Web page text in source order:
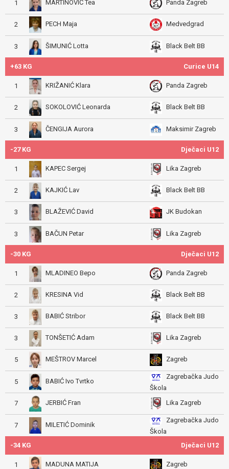
1 MARTINOVIĆ Tea Panda Zagreb
2 PECH Maja Medvedgrad
3 ŠIMUNIĆ Lotta Black Belt BB
+63 KG Curice U14
1 KRIŽANIĆ Klara Panda Zagreb
2 SOKOLOVIĆ Leonarda Black Belt BB
3 ČENGIJA Aurora Maksimir Zagreb
-27 KG Dječaci U12
1 KAPEC Sergej Lika Zagreb
2 KAJKIĆ Lav Black Belt BB
3 BLAŽEVIĆ David JK Budokan
3 BAČUN Petar Lika Zagreb
-30 KG Dječaci U12
1 MLADINEO Bepo Panda Zagreb
2 KRESINA Vid Black Belt BB
3 BABIĆ Stribor Black Belt BB
3 TONŠETIĆ Adam Lika Zagreb
5 MEŠTROV Marcel Zagreb
5 BABIĆ Ivo Tvrtko
Zagrebačka Judo
Škola
7
JERBIĆ Fran Lika Zagreb
7 MILETIĆ Dominik
Zagrebačka Judo
Škola
-34 KG
Dječaci U12
1 MADUNA MATIJA Zagreb